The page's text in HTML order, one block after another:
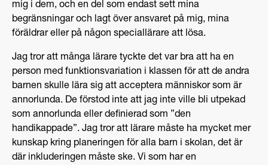
mig i dem, och en del som endast sett mina
begränsningar och lagt över ansvaret på mig, mina
föräldrar eller på någon speciallärare att lösa.
Jag tror att många lärare tyckte det var bra att ha en
person med funktionsvariation i klassen för att de andra
barnen skulle lära sig att acceptera människor som är
annorlunda. De förstod inte att jag inte ville bli utpekad
som annorlunda eller definierad som ”den
handikappade”. Jag tror att lärare måste ha mycket mer
kunskap kring planeringen för alla barn i skolan, det är
där inkluderingen måste ske. Vi som har en